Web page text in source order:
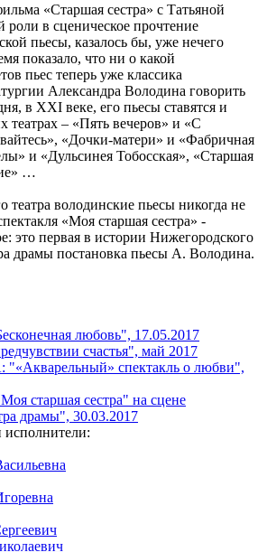
«Старшая сестра» с Татьяной
роли в сценическое прочтение
пьесы, казалось бы, уже нечего
показало, что ни о какой
пьес теперь уже классика
Александра Володина говорить
в XXI веке, его пьесы ставятся и
театрах – «Пять вечеров» и «С
«Дочки-матери» и «Фабричная
и «Дульсинея Тобосская», «Старшая
…
володинские пьесы никогда не
«Моя старшая сестра» -
это первая в истории Нижегородского
драмы постановка пьесы А. Володина.
любовь", 17.05.2017
счастья", май 2017
спектакль о любви",
старшая сестра" на сцене
драмы", 30.03.2017